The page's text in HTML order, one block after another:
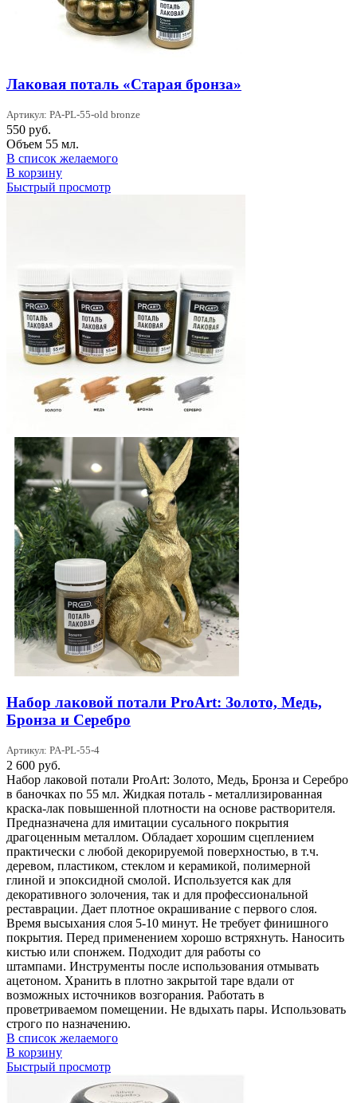
Лаковая поталь «Старая бронза»
Артикул: PA-PL-55-old bronze
550 руб.
Объем 55 мл.
В список желаемого
В корзину
Быстрый просмотр
Набор лаковой потали ProArt: Золото, Медь,
Бронза и Серебро
Артикул: PA-PL-55-4
2 600 руб.
Набор лаковой потали ProArt: Золото, Медь, Бронза и Серебро
в баночках по 55 мл. Жидкая поталь - металлизированная
краска-лак повышенной плотности на основе растворителя.
Предназначена для имитации сусального покрытия
драгоценным металлом. Обладает хорошим сцеплением
практически с любой декорируемой поверхностью, в т.ч.
деревом, пластиком, стеклом и керамикой, полимерной
глиной и эпоксидной смолой. Используется как для
декоративного золочения, так и для профессиональной
реставрации. Дает плотное окрашивание с первого слоя.
Время высыхания слоя 5-10 минут. Не требует финишного
покрытия. Перед применением хорошо встряхнуть. Наносить
кистью или спонжем. Подходит для работы со
штампами. Инструменты после использования отмывать
ацетоном. Хранить в плотно закрытой таре вдали от
возможных источников возгорания. Работать в
проветриваемом помещении. Не вдыхать пары. Использовать
строго по назначению.
В список желаемого
В корзину
Быстрый просмотр